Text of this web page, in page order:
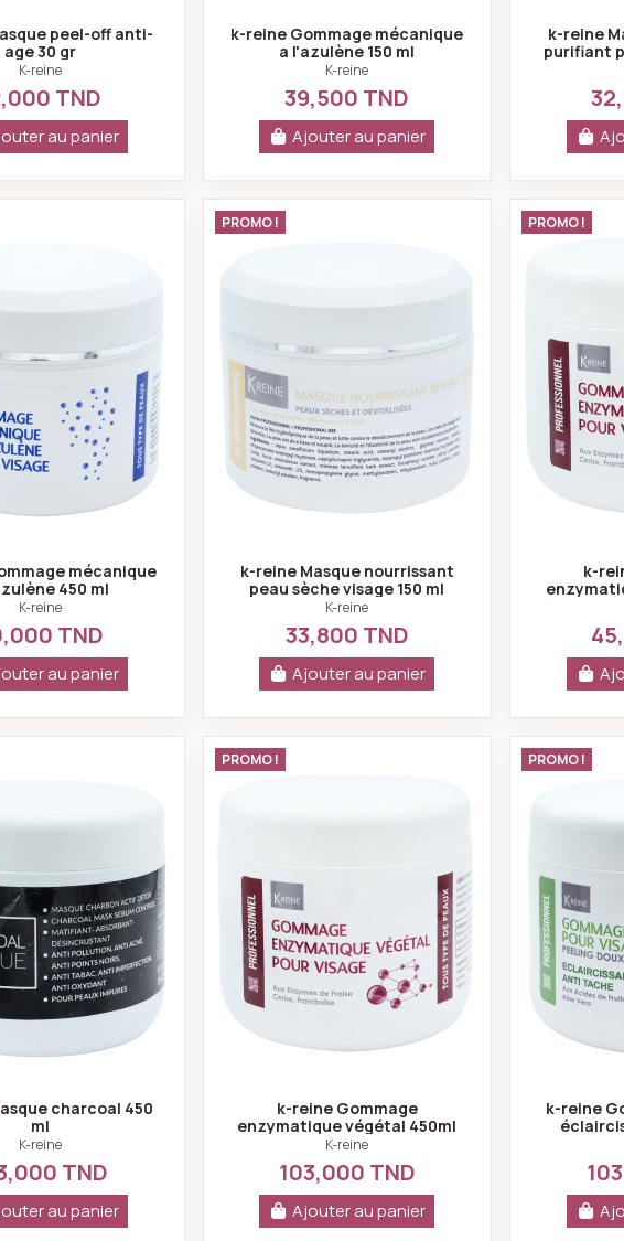
peel-off anti-
age 30 gr
K-reine
TND
au panier
k-reine Gommage mécanique
a l'azulène 150 ml
K-reine
39,500 TND
Ajouter au panier
k-reine
purifiant
k-reine Gommage mécanique a l'azulène 450 ml
mécanique
450 ml
K-reine
TND
au panier
k-reine Masque nourrissant peau
PROMO !
k-reine Masque nourrissant
peau sèche visage 150 ml
K-reine
33,800 TND
Ajouter au panier
PROMO !
k-
k-reine Masque charcoal 450 ml
charcoal 450
ml
K-reine
TND
au panier
k-reine Gommage enzymatique
PROMO !
k-reine Gommage
enzymatique végétal 450ml
K-reine
103,000 TND
Ajouter au panier
PROMO !
k-reine